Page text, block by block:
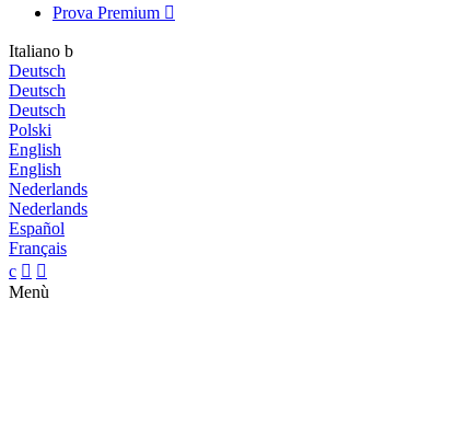
Prova Premium 
Italiano b
Deutsch
Deutsch
Deutsch
Polski
English
English
Nederlands
Nederlands
Español
Français
c  
Menù